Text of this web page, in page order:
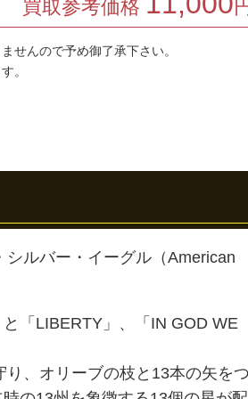
買取参考価格
せんので予め御了承下さい。
。
ルバー・イーグル（American
「LIBERTY」、「IN GOD WE
、オリーブの枝と13本の矢を